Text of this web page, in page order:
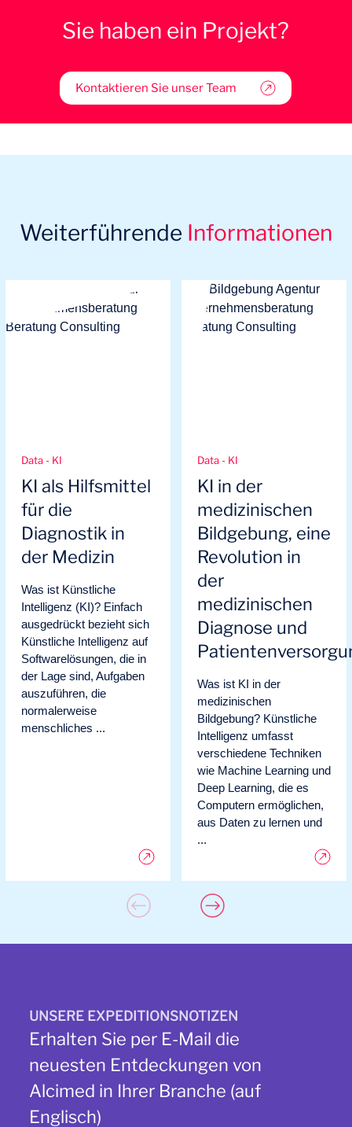
Sie haben ein Projekt?
Kontaktieren Sie unser Team
Weiterführende Informationen
Data - KI
KI als Hilfsmittel
für die
Diagnostik in
der Medizin
Was ist Künstliche
Intelligenz (KI)? Einfach
ausgedrückt bezieht sich
Künstliche Intelligenz auf
Softwarelösungen, die in
der Lage sind, Aufgaben
auszuführen, die
normalerweise
menschliches ...
Data - KI
KI in der
medizinischen
Bildgebung, eine
Revolution in
der
medizinischen
Diagnose und
Was ist KI in der
medizinischen
Bildgebung? Künstliche
Intelligenz umfasst
verschiedene Techniken
wie Machine Learning und
Deep Learning, die es
Computern ermöglichen,
aus Daten zu lernen und
...
UNSERE EXPEDITIONSNOTIZEN
Erhalten Sie per E-Mail die
neuesten Entdeckungen von
Alcimed in Ihrer Branche (auf
Englisch)